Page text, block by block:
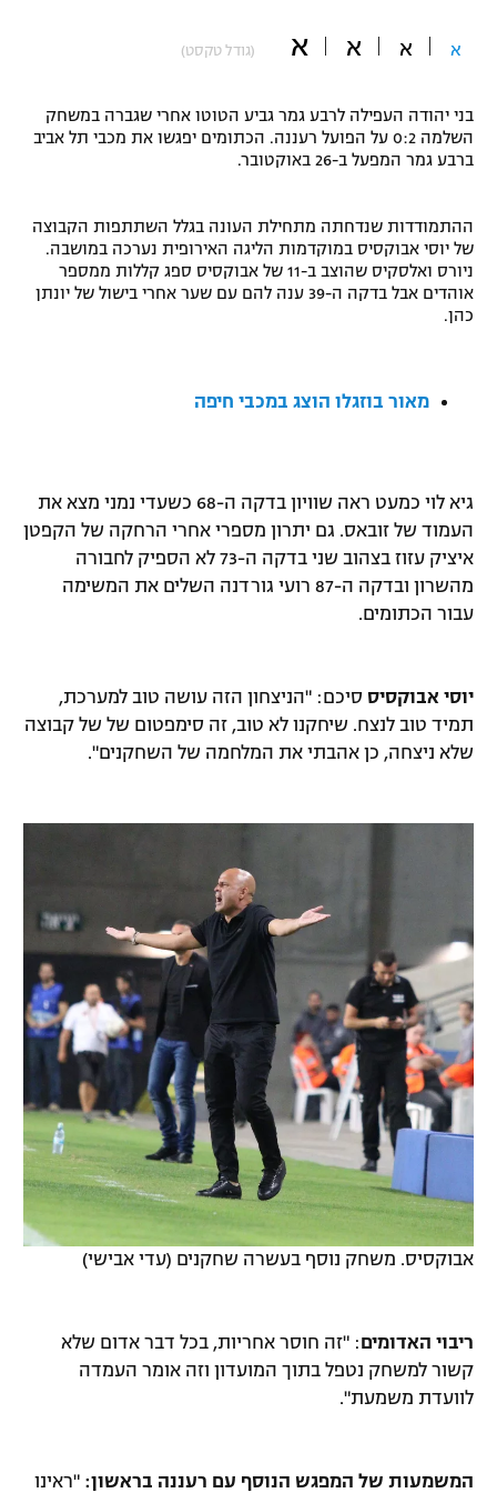
משתתפים וזוכים בפרסים
תקנון משתתפים וזוכים בפרסים
תקנון עבור פעילות אלקטרה
תקנון עבור פעילות ספורט 1 – "מרלן"
גיימינג E-Sports
מדיניות פרטיות
רשיון להקרנה פומבית לבית עסק
הצטרפות לחבילת הערוצים
אופניים
כדורמים
בייסבול MLB
ספורט אתגרי ואקסטרים
א א א א (גודל טקסט)
בני יהודה העפילה לרבע גמר גביע הטוטו אחרי שגברה במשחק
השלמה 0:2 על הפועל רעננה. הכתומים יפגשו את מכבי תל אביב
ברבע גמר המפעל ב-26 באוקטובר.
ההתמודדות שנדחתה מתחילת העונה בגלל השתתפות הקבוצה
של יוסי אבוקסיס במוקדמות הליגה האירופית נערכה במושבה.
ניורס ואלסקיס שהוצב ב-11 של אבוקסיס ספג קללות ממספר
אוהדים אבל בדקה ה-39 ענה להם עם שער אחרי בישול של יונתן
כהן.
מאור בוזגלו הוצג במכבי חיפה
גיא לוי כמעט ראה שוויון בדקה ה-68 כשעדי נמני מצא את
העמוד של זובאס. גם יתרון מספרי אחרי הרחקה של הקפטן
איציק עזוז בצהוב שני בדקה ה-73 לא הספיק לחבורה
מהשרון ובדקה ה-87 רועי גורדנה השלים את המשימה
עבור הכתומים.
יוסי אבוקסיס סיכם: "הניצחון הזה עושה טוב למערכת,
תמיד טוב לנצח. שיחקנו לא טוב, זה סימפטום של של קבוצה
שלא ניצחה, כן אהבתי את המלחמה של השחקנים".
אבוקסיס. משחק נוסף בעשרה שחקנים (עדי אבישי)
ריבוי האדומים: "זה חוסר אחריות, בכל דבר אדום שלא
קשור למשחק נטפל בתוך המועדון וזה אומר העמדה
לוועדת משמעת".
המשמעות של המפגש הנוסף עם רעננה בראשון: "ראינו